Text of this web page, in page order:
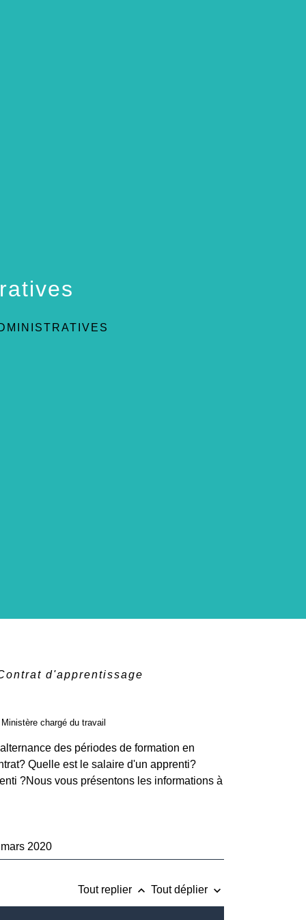
d'apprentissage
chargé du travail
des périodes de formation en
Quelle est le salaire d'un apprenti?
?Nous vous présentons les informations à
2020
Tout replier keyboard_arrow_up Tout déplier keyboard_arrow_down